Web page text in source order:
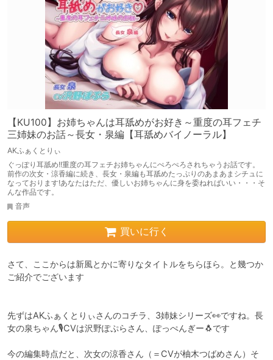
【KU100】お姉ちゃんは耳舐めがお好き～重度の耳フェチ
三姉妹のお話～長女・泉編【耳舐めバイノーラル】
AKふぁくとりぃ
ぐっぽり耳舐め!!重度の耳フェチお姉ちゃんにぺろぺろされちゃうお話です。
前作の次女・涼香編に続き、長女・泉編も耳舐めたっぷりのあまあまシチュに
なっております!あなたはただ、優しいお姉ちゃんに身を委ねればいい・・・そ
んな作品です。
音声
買いに行く
さて、ここからは新風とかに寄りなタイトルをちらほら。と幾つか
ご紹介でございます
先ずはAKふぁくとりぃさんのコチラ、3姉妹シリーズ👀ですね。長
女の泉ちゃん🎙CVは沢野ぽぷらさん、ぽっぺんぎー🐧です
今の編集時点だと、次女の涼香さん（＝CVが柚木つばめさん）そ